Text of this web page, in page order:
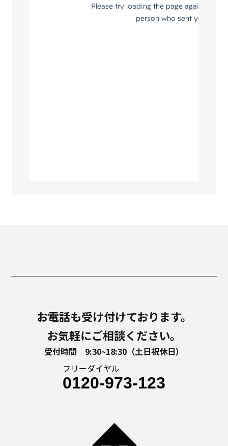
お電話も受け付けております。
お気軽にご相談ください。
受付時間 9:30~18:30（土日祝休日）
フリーダイヤル
0120-973-123